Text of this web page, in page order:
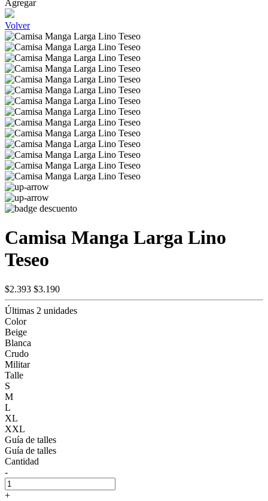
Agregar
Volver
Camisa Manga Larga Lino
Teseo
$2.393 $3.190
Últimas 2 unidades
Color
Beige
Blanca
Crudo
Militar
Talle
S
M
L
XL
XXL
Guía de talles
Guía de talles
Cantidad
-
+